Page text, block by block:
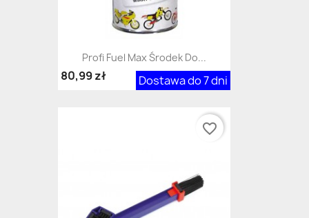
Profi Fuel Max Środek Do...
Dostawa do 7 dni
80,99 zł
favorite_border